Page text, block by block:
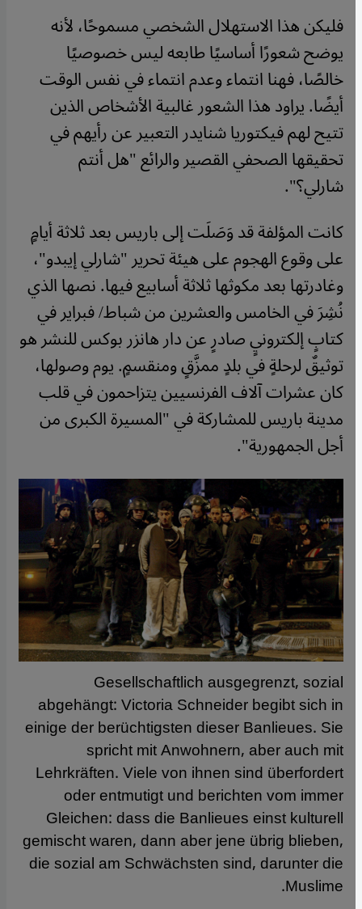
فليكن هذا الاستهلال الشخصي مسموحًا، لأنه
يوضح شعورًا أساسيًا طابعه ليس خصوصيًا
خالصًا، فهنا انتماء وعدم انتماء في نفس الوقت
أيضًا. يراود هذا الشعور غالبية الأشخاص الذين
تتيح لهم فيكتوريا شنايدر التعبير عن رأيهم في
تحقيقها الصحفي القصير والرائع "هل أنتم
شارلي؟".
كانت المؤلفة قد وَصَلَت إلى باريس بعد ثلاثة أيامٍ
على وقوع الهجوم على هيئة تحرير "شارلي إيبدو"،
وغادرتها بعد مكوثها ثلاثة أسابيع فيها. نصها الذي
نُشِرَ في الخامس والعشرين من شباط/ فبراير في
كتابٍ إلكترونيٍ صادرٍ عن دار هانزر بوكس للنشر هو
توثيقٌ لرحلةٍ في بلدٍ ممزَّقٍ ومنقسمٍ. يوم وصولها،
كان عشرات آلاف الفرنسيين يتزاحمون في قلب
مدينة باريس للمشاركة في "المسيرة الكبرى من
أجل الجمهورية".
Gesellschaftlich ausgegrenzt, sozial
abgehängt: Victoria Schneider begibt sich in
einige der berüchtigsten dieser Banlieues. Sie
spricht mit Anwohnern, aber auch mit
Lehrkräften. Viele von ihnen sind überfordert
oder entmutigt und berichten vom immer
Gleichen: dass die Banlieues einst kulturell
gemischt waren, dann aber jene übrig blieben,
die sozial am Schwächsten sind, darunter die
Muslime.